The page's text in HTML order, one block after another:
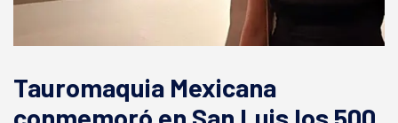
Tauromaquia Mexicana